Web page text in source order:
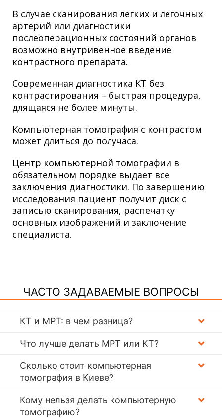
В случае сканирования легких и легочных
артерий или диагностики
послеоперационных состояний органов
возможно внутривенное введение
контрастного препарата.
Современная диагностика КТ без
контрастирования – быстрая процедура,
длящаяся не более минуты.
Компьютерная томография с контрастом
может длиться до получаса.
Центр компьютерной томографии в
обязательном порядке выдает все
заключения диагностики. По завершению
исследования пациент получит диск с
записью сканирования, распечатку
основных изображений и заключение
специалиста.
ЧАСТО ЗАДАВАЕМЫЕ ВОПРОСЫ
КТ и МРТ: в чем разница?
Что лучше делать МРТ или КТ?
Сколько стоит компьютерная
томография в Киеве?
Кому нельзя делать компьютерную
томографию?